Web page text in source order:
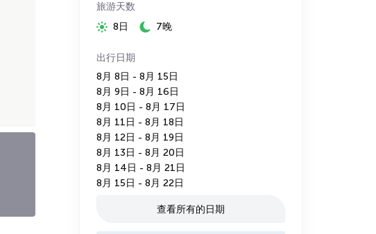
旅游天数
8日
7晚
出行日期
8月 8日 - 8月 15日
8月 9日 - 8月 16日
8月 10日 - 8月 17日
8月 11日 - 8月 18日
8月 12日 - 8月 19日
8月 13日 - 8月 20日
8月 14日 - 8月 21日
8月 15日 - 8月 22日
查看所有的日期